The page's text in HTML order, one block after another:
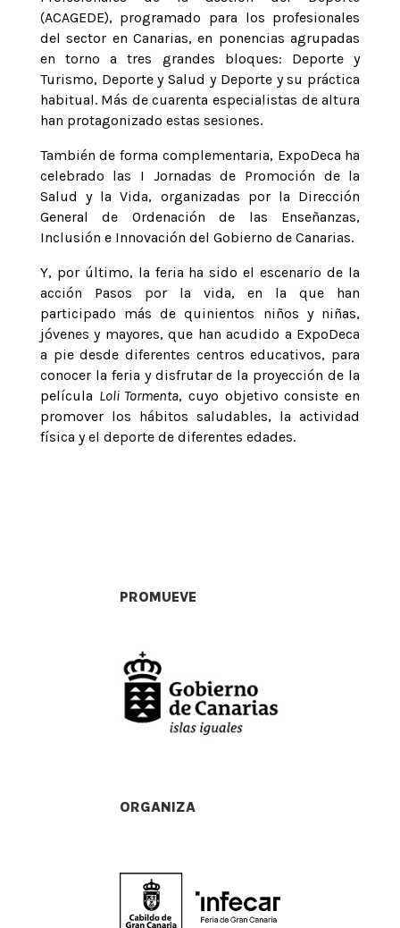
(ACAGEDE), programado para los profesionales
del sector en Canarias, en ponencias agrupadas
en torno a tres grandes bloques: Deporte y
Turismo, Deporte y Salud y Deporte y su práctica
habitual. Más de cuarenta especialistas de altura
han protagonizado estas sesiones.
También de forma complementaria, ExpoDeca ha
celebrado las I Jornadas de Promoción de la
Salud y la Vida, organizadas por la Dirección
General de Ordenación de las Enseñanzas,
Inclusión e Innovación del Gobierno de Canarias.
Y, por último, la feria ha sido el escenario de la
acción Pasos por la vida, en la que han
participado más de quinientos niños y niñas,
jóvenes y mayores, que han acudido a ExpoDeca
a pie desde diferentes centros educativos, para
conocer la feria y disfrutar de la proyección de la
película Loli Tormenta, cuyo objetivo consiste en
promover los hábitos saludables, la actividad
física y el deporte de diferentes edades.
PROMUEVE
ORGANIZA